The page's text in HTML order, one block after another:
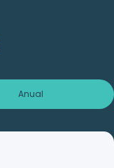
Anual